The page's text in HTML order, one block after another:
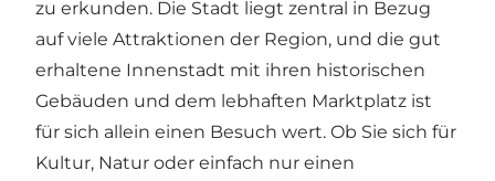
zu erkunden. Die Stadt liegt zentral in Bezug
auf viele Attraktionen der Region, und die gut
erhaltene Innenstadt mit ihren historischen
Gebäuden und dem lebhaften Marktplatz ist
für sich allein einen Besuch wert. Ob Sie sich für
Kultur, Natur oder einfach nur einen